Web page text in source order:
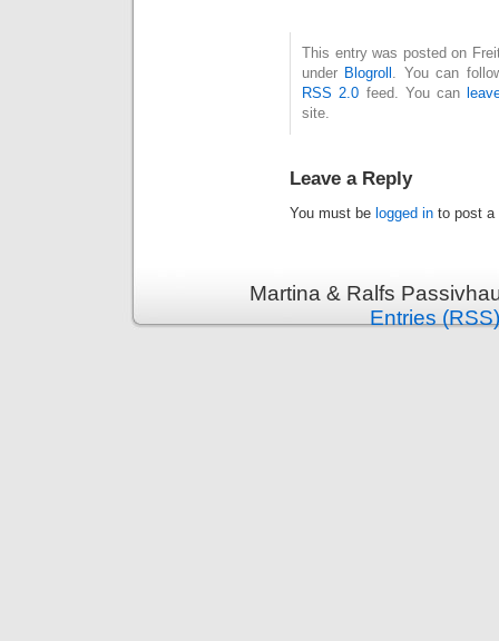
This entry was posted on
under Blogroll
. You can
RSS 2.0 feed. You can
site.
Leave a Reply
You must be logged in to post a
Martina & Ralfs
Entries (RSS)